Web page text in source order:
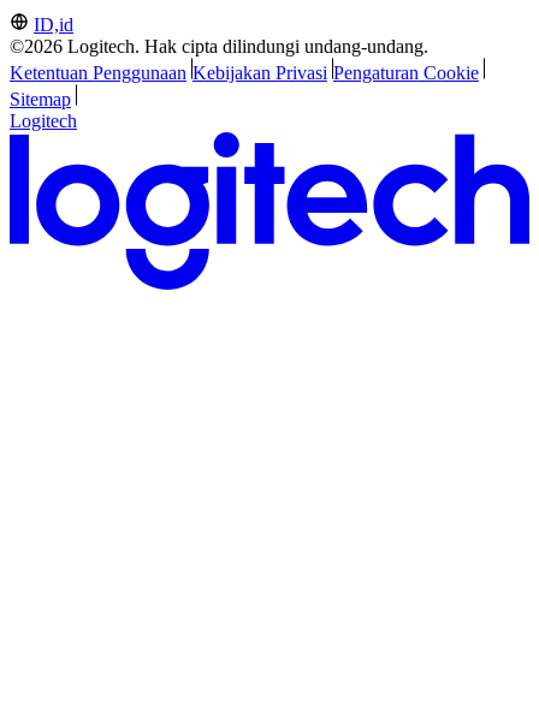
ID,id
©2026 Logitech. Hak cipta dilindungi undang-undang.
Ketentuan Penggunaan Kebijakan Privasi Pengaturan Cookie
Sitemap
Logitech